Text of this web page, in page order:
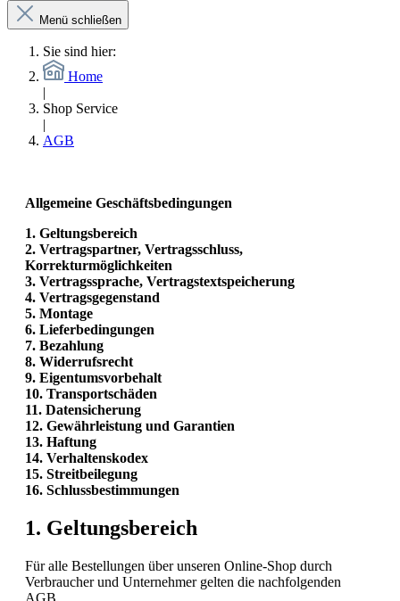
Menü schließen
Sie sind hier:
Home
|
Shop Service
|
AGB
Allgemeine Geschäftsbedingungen
1. Geltungsbereich
2. Vertragspartner, Vertragsschluss,
Korrekturmöglichkeiten
3. Vertragssprache, Vertragstextspeicherung
4. Vertragsgegenstand
5. Montage
6. Lieferbedingungen
7. Bezahlung
8. Widerrufsrecht
9. Eigentumsvorbehalt
10. Transportschäden
11. Datensicherung
12. Gewährleistung und Garantien
13. Haftung
14. Verhaltenskodex
15. Streitbeilegung
16. Schlussbestimmungen
1. Geltungsbereich
Für alle Bestellungen über unseren Online-Shop durch
Verbraucher und Unternehmer gelten die nachfolgenden
AGB.